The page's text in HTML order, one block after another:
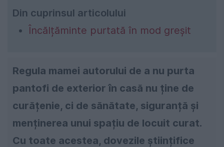
Din cuprinsul articolului
Încălțăminte purtată în mod greșit
Regula mamei autorului de a nu purta
pantofi de exterior în casă nu ține de
curățenie, ci de sănătate, siguranță și
menținerea unui spațiu de locuit curat.
Cu toate acestea, dovezile științifice